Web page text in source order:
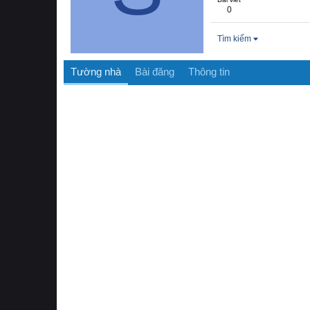
0
Tìm kiếm
Tường nhà Bài đăng Thông tin